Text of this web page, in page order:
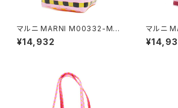
マルニ MARNI M00332-M00
IW-0M331 ハンドバッグ レディ
ース マーケット MARKET マル
¥14,932
マルニ
IW-
ィース マ